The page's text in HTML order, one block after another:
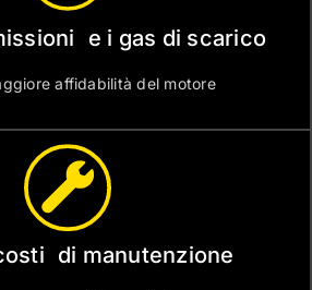
e i gas di scarico
affidabilità del motore
di manutenzione